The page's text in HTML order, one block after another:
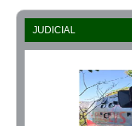
JUDICIAL